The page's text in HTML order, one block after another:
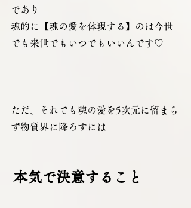
であり
魂的に【魂の愛を体現する】のは今世
でも来世でもいつでもいいんです♡
ただ、それでも魂の愛を5次元に留まら
ず物質界に降ろすには
本気で決意すること